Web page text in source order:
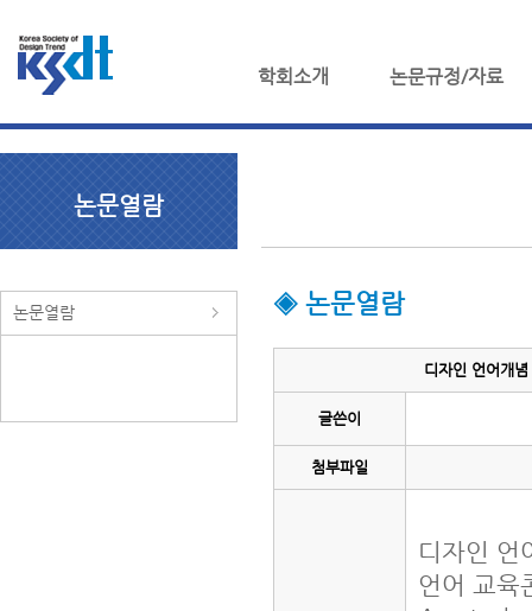
학회소개 논문규정/자료
논문열람
논문열람 ◈ 논문열람
디자인 언어개
글쓴이
첨부파일
디자인 언
언어 교육